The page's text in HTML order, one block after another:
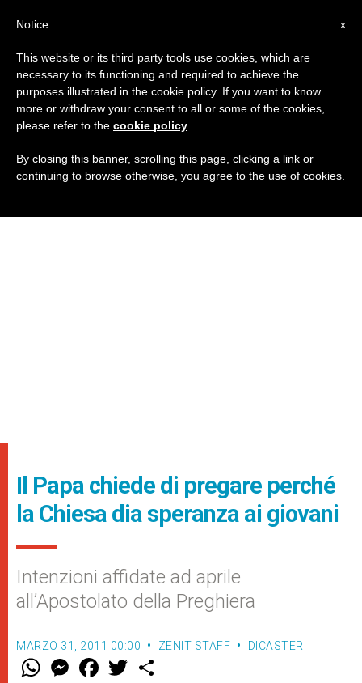
Il Papa chiede di pregare perché
la Chiesa dia speranza ai giovani
Intenzioni affidate ad aprile
all’Apostolato della Preghiera
MARZO 31, 2011 00:00 ZENIT STAFF DICASTERI
W M
e
F
a w
x
Notice
This website or its third party tools use cookies, which are
necessary to its functioning and required to achieve the
purposes illustrated in the cookie policy. If you want to know
more or withdraw your consent to all or some of the cookies,
please refer to the cookie policy
By closing this banner, scrolling this page, clicking a link or
continuing to browse otherwise, you agree to the use of cookies.